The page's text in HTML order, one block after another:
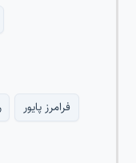
فرامرز پایور